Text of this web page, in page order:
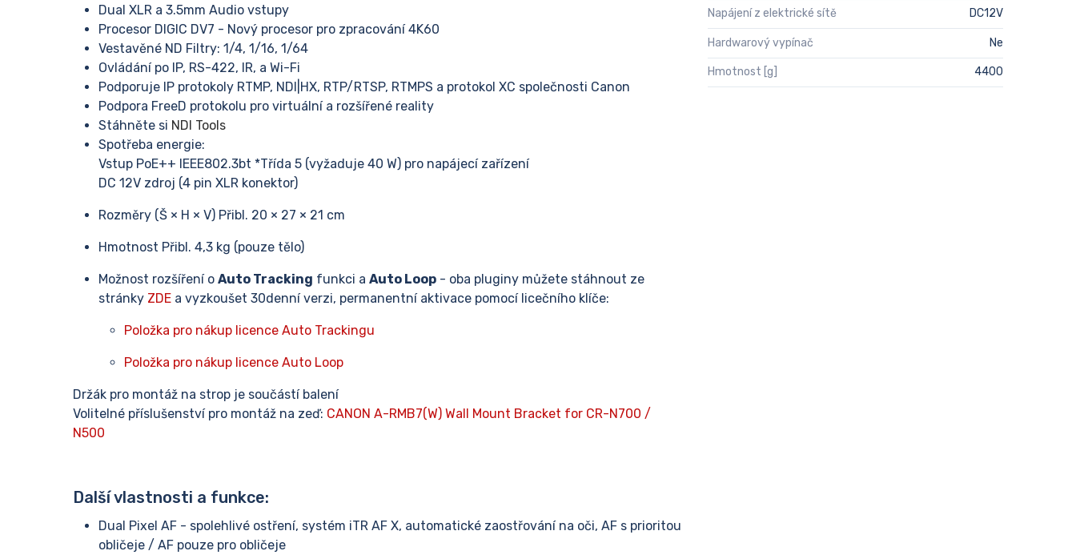
Dual XLR a 3.5mm Audio vstupy
Procesor DIGIC DV7 - Nový procesor pro zpracování 4K60
Vestavěné ND Filtry: 1/4, 1/16, 1/64
Ovládání po IP, RS-422, IR, a Wi-Fi
Podporuje IP protokoly RTMP, NDI|HX, RTP/RTSP, RTMPS a protokol XC společnosti Canon
Podpora FreeD protokolu pro virtuální a rozšířené reality
Stáhněte si NDI Tools
Spotřeba energie:
Vstup PoE++ IEEE802.3bt *Třída 5 (vyžaduje 40 W) pro napájecí zařízení
DC 12V zdroj (4 pin XLR konektor)
Rozměry (Š × H × V) Přibl. 20 × 27 × 21 cm
Hmotnost Přibl. 4,3 kg (pouze tělo)
Možnost rozšíření o Auto Tracking funkci a Auto Loop - oba pluginy můžete stáhnout ze
stránky ZDE a vyzkoušet 30denní verzi, permanentní aktivace pomocí licečního klíče:
Položka pro nákup licence Auto Trackingu
Položka pro nákup licence Auto Loop
Držák pro montáž na strop je součástí balení
Volitelné příslušenství pro montáž na zeď: CANON A-RMB7(W) Wall Mount Bracket for CR-N700 /
N500
Další vlastnosti a funkce:
Dual Pixel AF - spolehlivé ostření, systém iTR AF X, automatické zaostřování na oči, AF s prioritou
obličeje / AF pouze pro obličeje
Napájení z elektrické sítě DC12V
Hardwarový vypínač Ne
Hmotnost [g] 4400